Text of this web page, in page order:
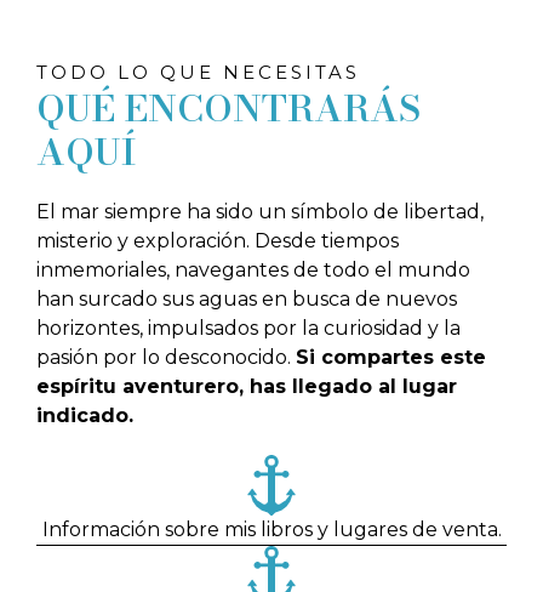
TODO LO QUE NECESITAS
QUÉ ENCONTRARÁS
AQUÍ
El mar siempre ha sido un símbolo de libertad,
misterio y exploración. Desde tiempos
inmemoriales, navegantes de todo el mundo
han surcado sus aguas en busca de nuevos
horizontes, impulsados por la curiosidad y la
pasión por lo desconocido. Si compartes este
espíritu aventurero, has llegado al lugar
indicado.
Información sobre mis libros y lugares de venta.